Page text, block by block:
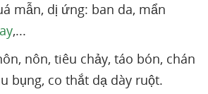
mẫn, dị ứng: ban da, mẩn
,...
nôn, tiêu chảy, táo bón, chán
bụng, co thắt dạ dày ruột.